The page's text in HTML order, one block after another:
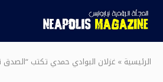
الرئيسية » غزلان البوادي حمدي تكتب “الصدق